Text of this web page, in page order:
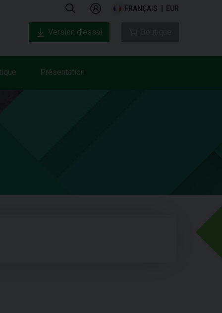
FRANÇAIS EUR
Présentation
Version d’essai